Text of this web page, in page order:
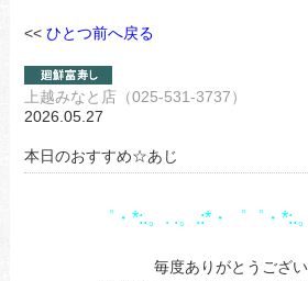
<< ひとつ前へ戻る
上越みなと店（025-531-3737）
2026.05.27
本日のおすすめ☆あじ
゜・*:.。. .。.:*・゜゜・*:.
毎度ありがとうござ